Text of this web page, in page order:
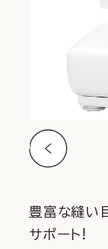
豊富な縫い
サポート!